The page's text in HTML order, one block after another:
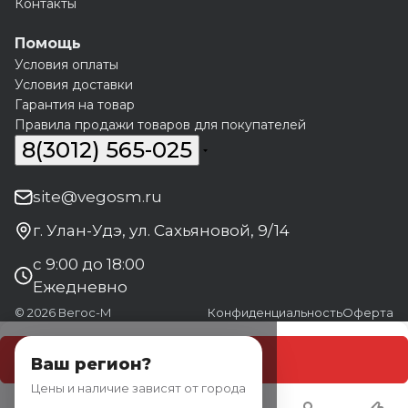
Контакты
Помощь
Условия оплаты
Условия доставки
Гарантия на товар
Правила продажи товаров для покупателей
8(3012) 565-025
site@vegosm.ru
г. Улан-Удэ, ул. Сахьяновой, 9/14
с 9:00 до 18:00
Ежедневно
© 2026 Вегос-М КонфиденциальностьОферта
Ваш регион?
Цены и наличие зависят от города